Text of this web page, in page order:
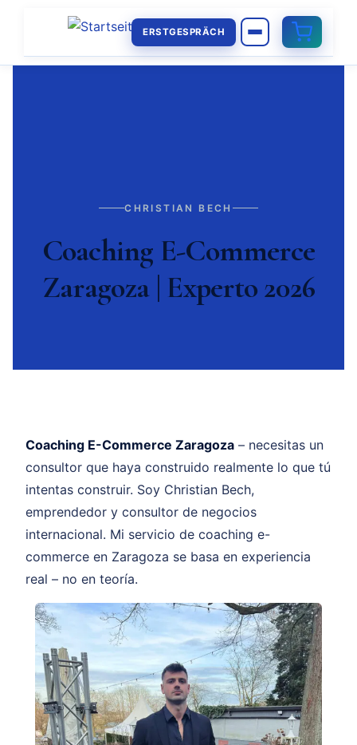
ERSTGESPRÄCH
CHRISTIAN BECH
Coaching E-Commerce
Zaragoza | Experto 2026
Coaching E-Commerce Zaragoza – necesitas un
consultor que haya construido realmente lo que tú
intentas construir. Soy Christian Bech,
emprendedor y consultor de negocios
internacional. Mi servicio de coaching e-
commerce en Zaragoza se basa en experiencia
real – no en teoría.